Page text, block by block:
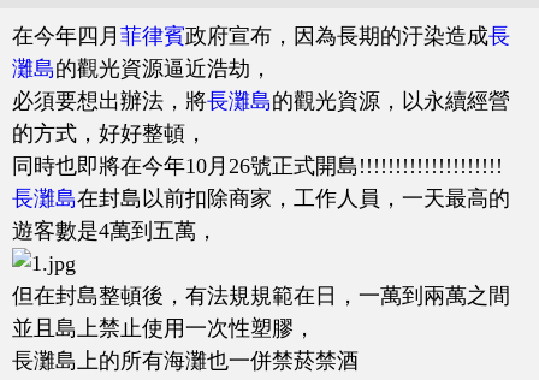
在今年四月 菲律賓政府宣布，因為長期的汙染造成長
灘島的觀光資源逼近浩劫，
必須要想出辦法，將長灘島的觀光資源，以永續經營
的方式，好好整頓，
同時也即將在今年10月26號正式開島!!!!!!!!!!!!!!!!!!!!
長灘島在封島以前扣除商家，工作人員，一天最高的
遊客數是4萬到五萬，
但在封島整頓後，有法規規範在日，一萬到兩萬之間
並且島上禁止使用一次性塑膠，
長灘島上的所有海灘也一併禁菸禁酒